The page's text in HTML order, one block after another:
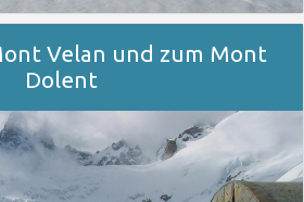
Velan und zum Mont
Dolent